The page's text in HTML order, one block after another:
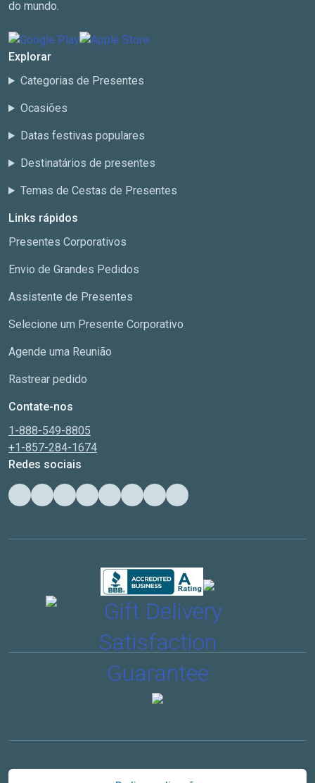
do mundo.
Explorar
Categorias de Presentes
Ocasiões
Datas festivas populares
Destinatários de presentes
Temas de Cestas de Presentes
Links rápidos
Presentes Corporativos
Envio de Grandes Pedidos
Assistente de Presentes
Selecione um Presente Corporativo
Agende uma Reunião
Rastrear pedido
Contate-nos
1-888-549-8805
+1-857-284-1674
Redes sociais